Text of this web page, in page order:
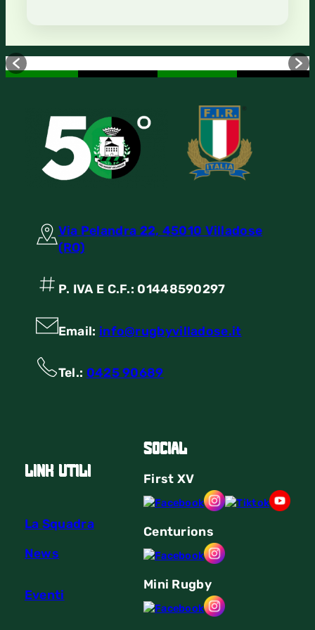
Via Pelandra 22, 45010 Villadose
(RO)
P. IVA E C.F.: 01448590297
Email: info@rugbyvilladose.it
Tel.: 0425 90689
link utili
La Squadra
News
Eventi
Social
First XV
Centurions
Mini Rugby